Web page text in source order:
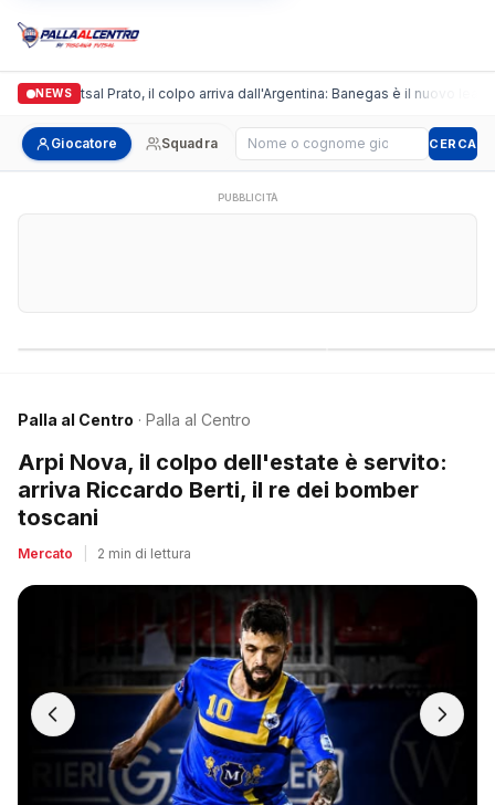
NEWS
Futsal Prato, il colpo arriva dall'Argentina: Banegas è il nuovo leader
Giocatore Squadra Cerca giocatore CERCA
PUBBLICITÀ
Palla al Centro · Palla al Centro
Arpi Nova, il colpo dell'estate è servito:
arriva Riccardo Berti, il re dei bomber
toscani
Mercato 2 min di lettura